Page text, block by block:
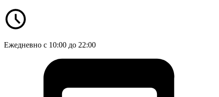
Ежедневно с 10:00 до 22:00